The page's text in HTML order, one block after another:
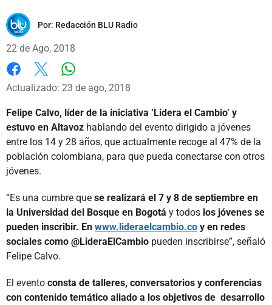
Por: Redacción BLU Radio
22 de Ago, 2018
Facebook
X
Actualizado: 23 de ago, 2018
Felipe Calvo, líder de la iniciativa ‘Lidera el Cambio’ y
estuvo en Altavoz hablando del evento dirigido a jóvenes
entre los 14 y 28 años, que actualmente recoge al 47% de la
población colombiana, para que pueda conectarse con otros
jóvenes.
“Es una cumbre que se realizará el 7 y 8 de septiembre en
la Universidad del Bosque en Bogotá y todos los jóvenes se
pueden inscribir. En www.lideraelcambio.co y en redes
sociales como @LideraElCambio pueden inscribirse”, señaló
Felipe Calvo.
El evento consta de talleres, conversatorios y conferencias
con contenido temático aliado a los objetivos de desarrollo